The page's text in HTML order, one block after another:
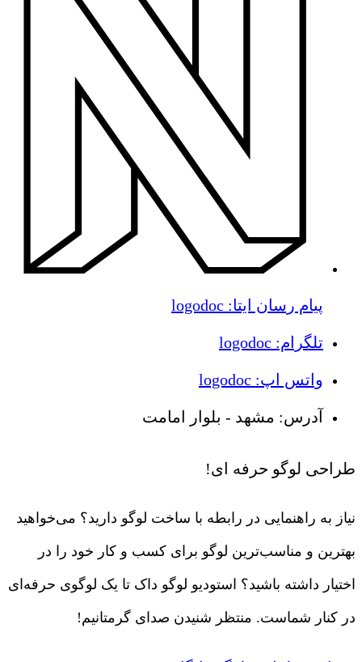
پیام رسان ایتا: logodoc
تلگرام: logodoc
واتس اپ: logodoc
آدرس: مشهد - بلوار امامت
طراحی لوگو حرفه ای!
نیاز به راهنمایی در رابطه با ساخت لوگو دارید؟ می‌خواهید
بهترین و مناسب‌ترین لوگو برای کسب و کار خود را در
اختیار داشته باشید؟ استودیو لوگو داک تا یک لوگوی حرفه‌ای
در کنار شماست. منتظر شنیدن صدای گرمتانیم!